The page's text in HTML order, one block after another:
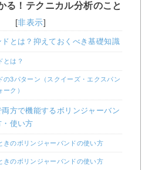
る！テクニカル分析のこと
[非表示]
とは？抑えておくべき基礎知識
とは？
の3パターン（スクイーズ・エクスパン
ク）
方で機能するボリンジャーバン
・使い方
きのボリンジャーバンドの使い方
きのボリンジャーバンドの使い方